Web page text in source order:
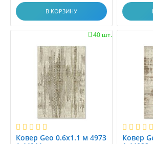
1.2x2.8
1.2x3.5
1.2x4.0
1.2x4.5
1.2x5.0
1.2x5.5
1.2x6.0
1.30x1.60
1.33x1.7
1.33x2.00
В КОРЗИНУ
40 шт.

Ковер Geo 0.6x1.1 м 4973
Ковер